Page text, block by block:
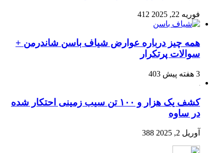
فوریه 22, 2025 412
همه چیز درباره عوارض شیاف باسن شاندرمن +
سوالات پرتکرار
3 هفته پیش 403
کشف یک هزار و ۱۰۰ تن سیب زمینی احتکار شده
در ساوه
آوریل 2, 2025 388